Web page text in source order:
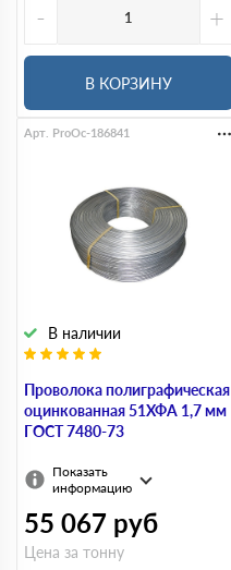
- +
В КОРЗИНУ
Проволока полиграфическая
оцинкованная 51ХФА 1,7 мм
ГОСТ 7480-73
В наличии
Арт. ProOc-186841
Показать
информацию
55 067 руб
Цена за тонну